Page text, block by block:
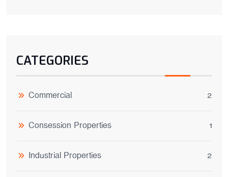
CATEGORIES
Commercial 2
Consession Properties 1
Industrial Properties 2